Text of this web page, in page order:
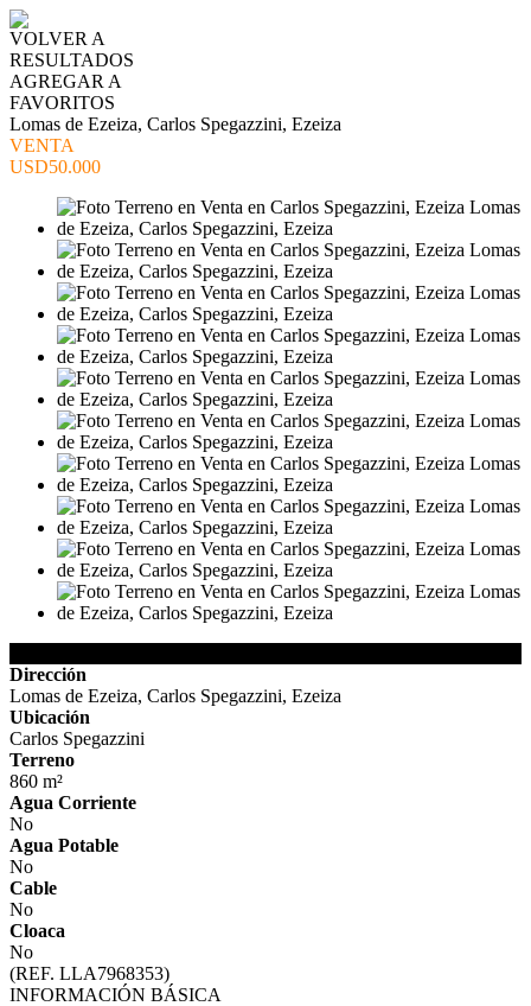
VOLVER A
RESULTADOS
AGREGAR A
FAVORITOS
Lomas de Ezeiza, Carlos Spegazzini, Ezeiza
VENTA
USD50.000
Dirección
Lomas de Ezeiza, Carlos Spegazzini, Ezeiza
Ubicación
Carlos Spegazzini
Terreno
860 m²
Agua Corriente
No
Agua Potable
No
Cable
No
Cloaca
No
(REF. LLA7968353)
INFORMACIÓN BÁSICA